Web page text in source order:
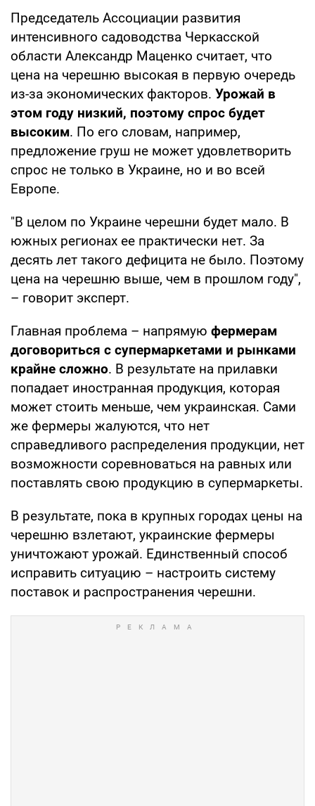
Председатель Ассоциации развития
интенсивного садоводства Черкасской
области Александр Маценко считает, что
цена на черешню высокая в первую очередь
из-за экономических факторов. Урожай в
этом году низкий, поэтому спрос будет
высоким. По его словам, например,
предложение груш не может удовлетворить
спрос не только в Украине, но и во всей
Европе.
"В целом по Украине черешни будет мало. В
южных регионах ее практически нет. За
десять лет такого дефицита не было. Поэтому
цена на черешню выше, чем в прошлом году",
– говорит эксперт.
Главная проблема – напрямую фермерам
договориться с супермаркетами и рынками
крайне сложно. В результате на прилавки
попадает иностранная продукция, которая
может стоить меньше, чем украинская. Сами
же фермеры жалуются, что нет
справедливого распределения продукции, нет
возможности соревноваться на равных или
поставлять свою продукцию в супермаркеты.
В результате, пока в крупных городах цены на
черешню взлетают, украинские фермеры
уничтожают урожай. Единственный способ
исправить ситуацию – настроить систему
поставок и распространения черешни.